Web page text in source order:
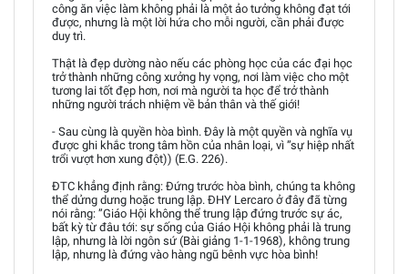
công ăn việc làm không phải là một ảo tưởng không đạt tới
được, nhưng là một lời hứa cho mỗi người, cần phải được
duy trì.
Thật là đẹp dường nào nếu các phòng học của các đại học
trở thành những công xưởng hy vọng, nơi làm việc cho một
tương lai tốt đẹp hơn, nơi mà người ta học để trở thành
những người trách nhiệm về bản thân và thế giới!
- Sau cùng là quyền hòa bình. Đây là một quyền và nghĩa vụ
được ghi khắc trong tâm hồn của nhân loại, vì ”sự hiệp nhất
trổi vượt hơn xung đột)) (E.G. 226).
ĐTC khẳng định rằng: Đứng trước hòa bình, chúng ta không
thể dửng dưng hoặc trung lập. ĐHY Lercaro ở đây đã từng
nói rằng: ”Giáo Hội không thể trung lập đứng trước sự ác,
bất kỳ từ đâu tới: sự sống của Giáo Hội không phải là trung
lập, nhưng là lời ngôn sứ (Bài giảng 1-1-1968), không trung
lập, nhưng là đứng vào hàng ngũ bênh vực hòa bình!